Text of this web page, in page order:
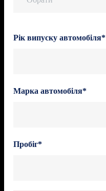
Рік випуску автомобіля*
Марка автомобіля*
Пробіг*